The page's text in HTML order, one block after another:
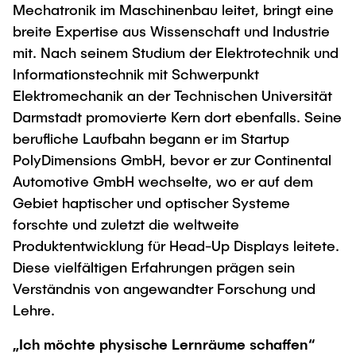
Neue Mitarbeitende
Intern
Wissenschaftliche Weiterbildung
Lehre und Lernen
Best Practices Lehre
Hochschuldidaktik - ZLL
LearnING Center
Lehre im europäischen Verbund (ECIU)
WorkINGLab / Makerspace
Neues aus der Forschung &
Transfer
Interdisziplinärer Workshop des FSP
„Biobasierte Prozesse und
Reaktortechnologien“
Maschinenbau
Studiengänge
Forschung und Institute
Studienbereich FIT
Institute im Überblick
Mechatronik im Maschinenbau leitet, bringt eine
breite Expertise aus Wissenschaft und Industrie
mit. Nach seinem Studium der Elektrotechnik und
Informationstechnik mit Schwerpunkt
Elektromechanik an der Technischen Universität
Darmstadt promovierte Kern dort ebenfalls. Seine
berufliche Laufbahn begann er im Startup
PolyDimensions GmbH, bevor er zur Continental
Automotive GmbH wechselte, wo er auf dem
Gebiet haptischer und optischer Systeme
forschte und zuletzt die weltweite
Produktentwicklung für Head-Up Displays leitete.
Diese vielfältigen Erfahrungen prägen sein
Verständnis von angewandter Forschung und
Lehre.
„Ich möchte physische Lernräume schaffen“